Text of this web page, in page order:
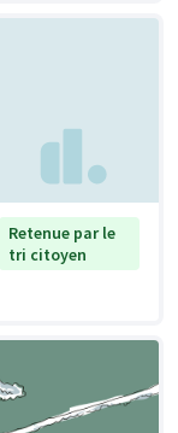
Retenue par le
tri citoyen